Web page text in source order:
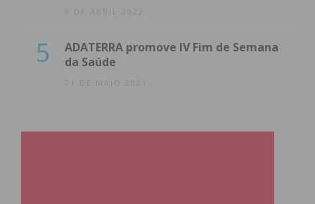
8 DE ABRIL 2022
5
ADATERRA promove IV Fim de Semana
da Saúde
21 DE MAIO 2021